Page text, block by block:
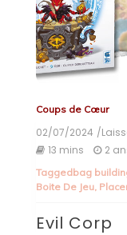
Coups de Cœur
02/07/2024 /
13 mins 2
Taggedbag
Boite De Jeu,
Evil Corp